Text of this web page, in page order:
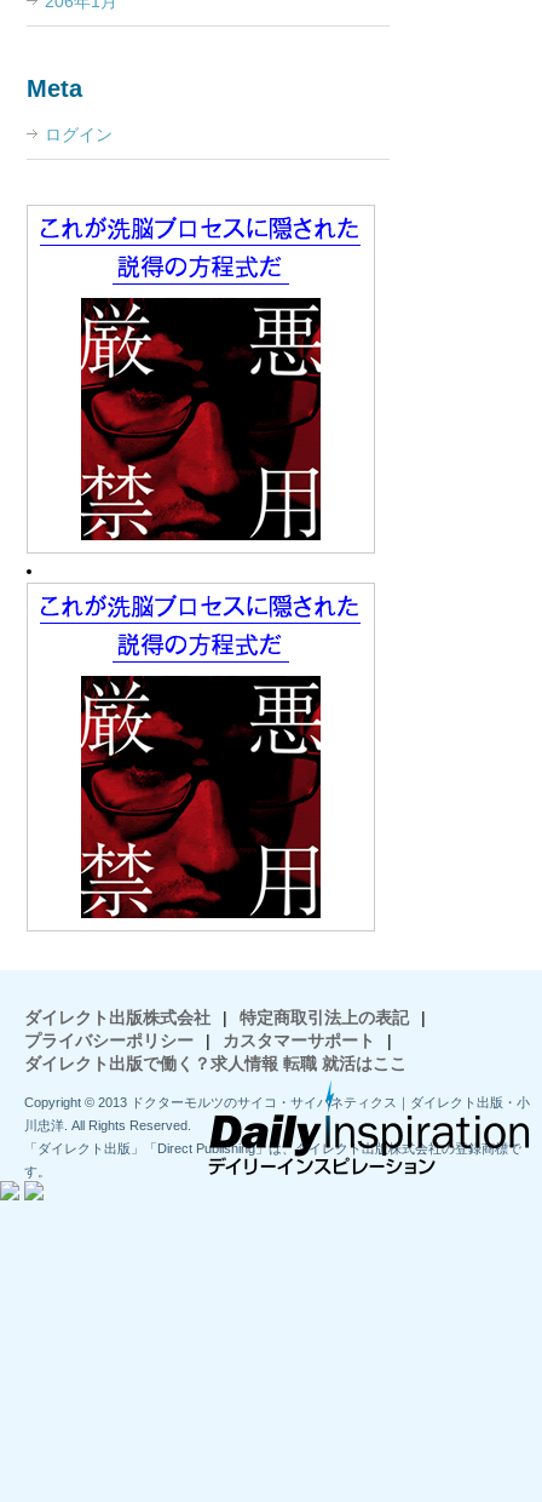
Meta
ログイン
ダイレクト出版株式会社 | 特定商取引法上の表記
|
プライバシーポリシー
| カスタマーサポート
|
ダイレクト出版で働く？求人情報 転職 就活はここ
Copyright © 2013 ドクターモルツのサイコ・サイバネティクス｜ダイレクト出版・小
川忠洋. All Rights Reserved.
「ダイレクト出版」「Direct Publishing」は、ダイレクト出版株式会社の登録商標で
す。